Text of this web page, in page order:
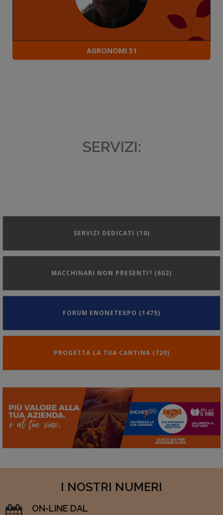
AGRONOMI 51
SERVIZI:
SERVIZI DEDICATI (10)
MACCHINARI NON PRESENTI? (602)
FORUM ENONETEXPO (1475)
PROGETTA LA TUA CANTINA (720)
I NOSTRI NUMERI
ON-LINE DAL